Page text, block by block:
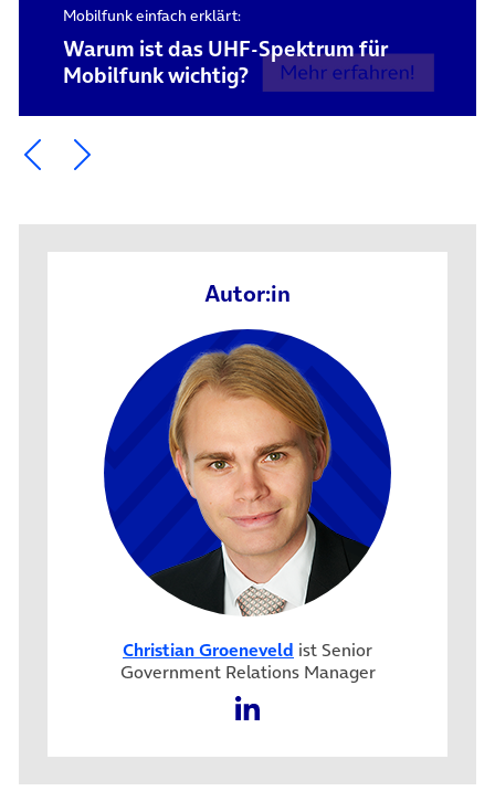
Mobilfunk einfach erklärt:
Warum ist das UHF-Spektrum für
Mobilfunk wichtig?
Ein Element zurück blättern
Ein Element weiter blättern
Autor:in
Christian Groeneveld ist Senior
Government Relations Manager